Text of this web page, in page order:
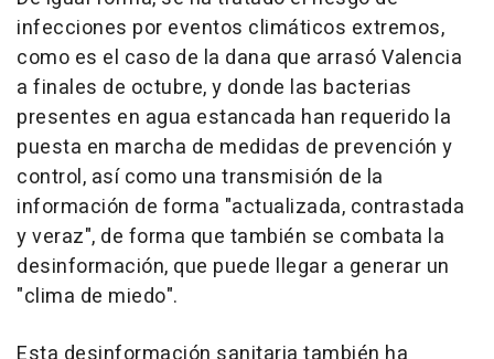
infecciones por eventos climáticos extremos,
como es el caso de la dana que arrasó Valencia
a finales de octubre, y donde las bacterias
presentes en agua estancada han requerido la
puesta en marcha de medidas de prevención y
control, así como una transmisión de la
información de forma "actualizada, contrastada
y veraz", de forma que también se combata la
desinformación, que puede llegar a generar un
"clima de miedo".